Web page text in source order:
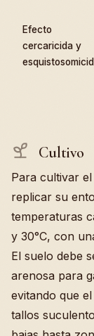
Efecto
cercaricida y
Cultivo
Para cultivar
replicar su
temperaturas
y 30°C, con
El suelo debe
arenosa para
evitando que
tallos